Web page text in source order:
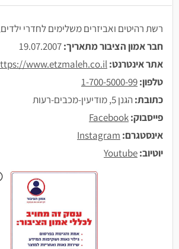
רשת רהיטים ואביזרים משלימים לחדרי ילדים,
חבר אמון הציבור מתאריך:
אתר אינטרנט:www.etzmaleh.co.il/
טלפון:1-700-5000-99
כתובת:הגנן 5, מודיעין-מכבים-רעות
פייסבוק:Facebook
אינסטגרם: Instagram
יוטיוב:Youtube